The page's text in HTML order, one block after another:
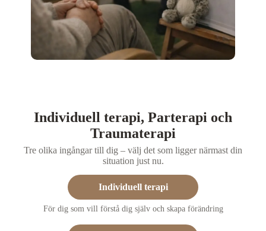
Individuell terapi, Parterapi och
Traumaterapi
Tre olika ingångar till dig – välj det som ligger närmast din
situation just nu.
Individuell terapi
För dig som vill förstå dig själv och skapa förändring